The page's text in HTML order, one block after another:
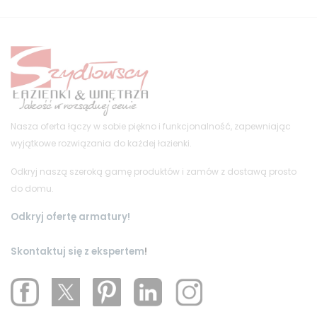
Nasza oferta łączy w sobie piękno i funkcjonalność, zapewniając
wyjątkowe rozwiązania do każdej łazienki.
Odkryj naszą szeroką gamę produktów i zamów z dostawą prosto
do domu.
Odkryj ofertę armatury!
Skontaktuj się z ekspertem!